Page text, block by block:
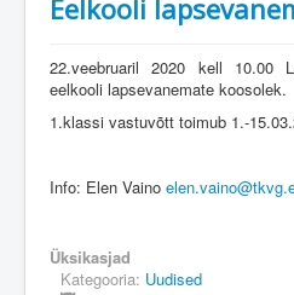
Eelkooli
22.veebruaril 2020 kell 10.00
eelkooli lapsevanemate koosolek.
1.klassi vastuvõtt toimub 1.-
Info: Elen Vaino
Üksikasjad
Kategooria: Uudised